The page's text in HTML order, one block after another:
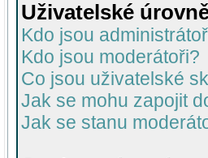
Uživatelské
Kdo jsou
Kdo jsou moderátoři?
Co jsou uživatelské
Jak se mohu zapojit
Jak se stanu